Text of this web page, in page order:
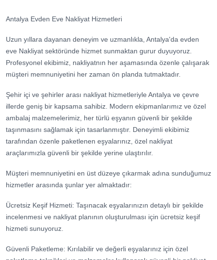
Antalya Evden Eve Nakliyat Hizmetleri
Uzun yıllara dayanan deneyim ve uzmanlıkla, Antalya'da evden
eve Nakliyat sektöründe hizmet sunmaktan gurur duyuyoruz.
Profesyonel ekibimiz, nakliyatnın her aşamasında özenle çalışarak
müşteri memnuniyetini her zaman ön planda tutmaktadır.
Şehir içi ve şehirler arası nakliyat hizmetleriyle Antalya ve çevre
illerde geniş bir kapsama sahibiz. Modern ekipmanlarımız ve özel
ambalaj malzemelerimiz, her türlü eşyanın güvenli bir şekilde
taşınmasını sağlamak için tasarlanmıştır. Deneyimli ekibimiz
tarafından özenle paketlenen eşyalarınız, özel nakliyat
araçlarımızla güvenli bir şekilde yerine ulaştırılır.
Müşteri memnuniyetini en üst düzeye çıkarmak adına sunduğumuz
hizmetler arasında şunlar yer almaktadır:
Ücretsiz Keşif Hizmeti: Taşınacak eşyalarınızın detaylı bir şekilde
incelenmesi ve nakliyat planının oluşturulması için ücretsiz keşif
hizmeti sunuyoruz.
Güvenli Paketleme: Kırılabilir ve değerli eşyalarınız için özel